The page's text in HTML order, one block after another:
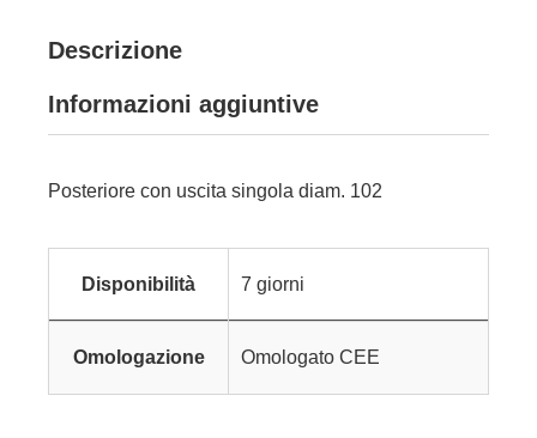
Descrizione
Informazioni aggiuntive
Posteriore con uscita singola diam. 102
Disponibilità 7 giorni
Omologazione Omologato CEE